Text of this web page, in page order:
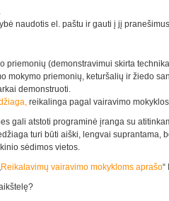
naudotis el. paštu ir gauti į jį
priemonių (demonstravimui skirta
mokymo priemonių, keturšalių ir žiedo
demonstruoti.
reikalinga pagal vairavimo
gali atstoti programinė įranga su
turi būti aiški, lengvai
sėdimos vietos.
Reikalavimų vairavimo mokykloms aprašo“